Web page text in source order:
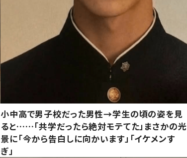
小中高で男子校だった男性→学生の頃の姿を見
ると……「共学だったら絶対モテてた」まさかの光
景に「今から告白しに向かいます」「イケメンす
ぎ」